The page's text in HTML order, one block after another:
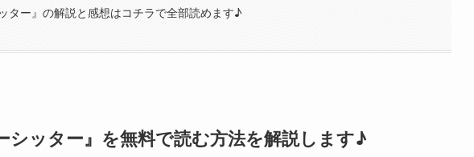
ター』の解説と感想はコチラで全部読めます♪
シッター』を無料で読む方法を解説します♪